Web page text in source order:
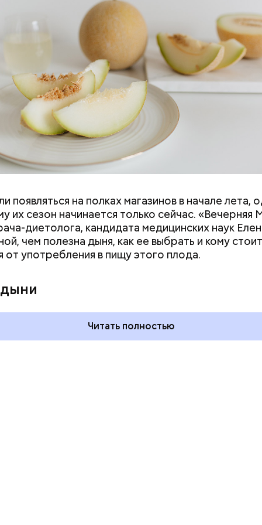
праздники
и мире 3
отмечают в России и мире 7
августа
появляться на полках магазинов в начале лета,
их сезон начинается только сейчас. «Вечерняя
диетолога, кандидата медицинских наук
чем полезна дыня, как ее выбрать и кому стоит
от употребления в пищу этого плода.
Читать полностью